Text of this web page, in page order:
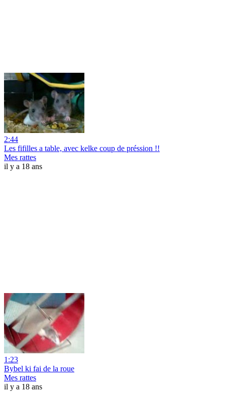
2:44
Les fifilles a table, avec kelke coup de préssion !!
Mes rattes
il y a 18 ans
1:23
Bybel ki fai de la roue
Mes rattes
il y a 18 ans